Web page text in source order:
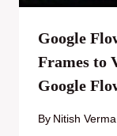
Google
Frames to
Google
By Nitish Verma